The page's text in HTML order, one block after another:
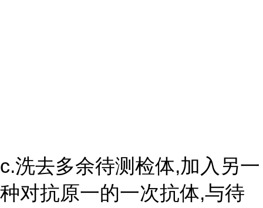
c.洗去多余待测检体,加入另一
种对抗原一的一次抗体,与待